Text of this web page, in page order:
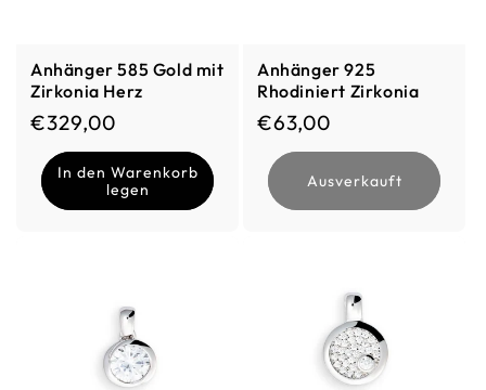
Anhänger 585 Gold mit
Zirkonia Herz
Normaler Preis
€329,00
In den Warenkorb
legen
Anhänger 925
Rhodiniert Zirkonia
Normaler Preis
€63,00
Ausverkauft